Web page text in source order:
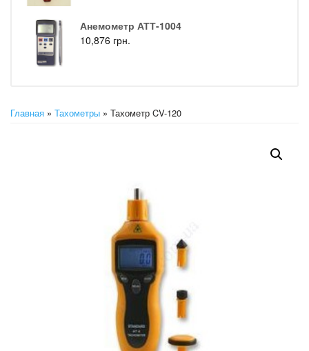
Анемометр АТТ-1004
10,876 грн.
Главная » Тахометры » Тахометр CV-120